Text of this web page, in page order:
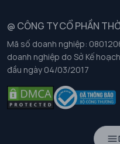
Chính sách chất lượng và an
Chính sách đơn đồng phục
Hướng dẫn chọn kích thước
@ CÔNG TY CỔ PHẦN
Mã số doanh nghiệp:
doanh nghiệp do Sở Kế
đầu ngày 04/03/2017